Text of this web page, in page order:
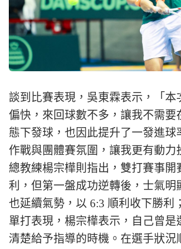
談到比賽表現，吳東霖表示，「本
偏快，來回球數不多，讓我不需要
態下發球，也因此提升了一發進球
作戰與團體賽氛圍，讓我更有動力
總教練楊宗樺則指出，雙打賽事開
利，但第一盤成功逆轉後，士氣明
也延續氣勢，以 6:3 順利收下勝利
單打表現，楊宗樺表示，自己曾是
清楚給予指導的時機。在選手狀況